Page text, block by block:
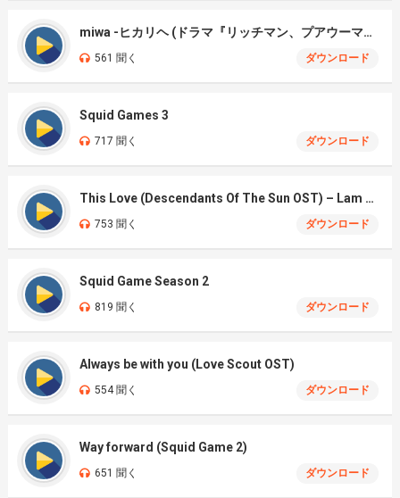
miwa -ヒカリヘ (ドラマ『リッチマン、プアウーマン)
561 聞く ダウンロード
Squid Games 3
717 聞く ダウンロード
This Love (Descendants Of The Sun OST) – Lam Bao Ngoc Cover
753 聞く ダウンロード
Squid Game Season 2
819 聞く ダウンロード
Always be with you (Love Scout OST)
554 聞く ダウンロード
Way forward (Squid Game 2)
651 聞く ダウンロード